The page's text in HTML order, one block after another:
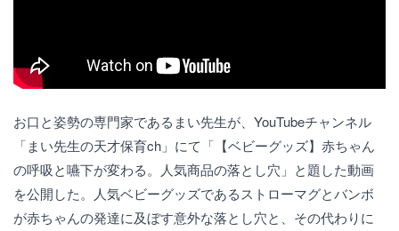
お口と姿勢の専門家であるまい先生が、YouTubeチャンネル
「まい先生の天才保育ch」にて「【ベビーグッズ】赤ちゃん
の呼吸と嚥下が変わる。人気商品の落とし穴」と題した動画
を公開した。人気ベビーグッズであるストローマグとバンボ
が赤ちゃんの発達に及ぼす意外な落とし穴と、その代わりに